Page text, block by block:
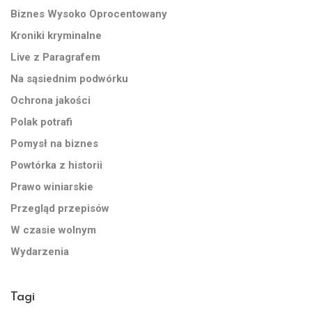
Biznes Wysoko Oprocentowany
Kroniki kryminalne
Live z Paragrafem
Na sąsiednim podwórku
Ochrona jakości
Polak potrafi
Pomysł na biznes
Powtórka z historii
Prawo winiarskie
Przegląd przepisów
W czasie wolnym
Wydarzenia
Tagi